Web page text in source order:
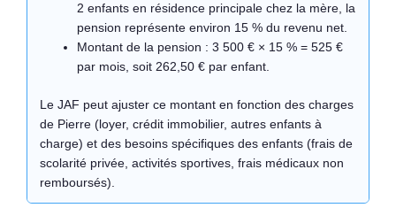
2 enfants en résidence principale chez la mère, la
pension représente environ 15 % du revenu net.
Montant de la pension : 3 500 € × 15 % = 525 €
par mois, soit 262,50 € par enfant.
Le JAF peut ajuster ce montant en fonction des charges
de Pierre (loyer, crédit immobilier, autres enfants à
charge) et des besoins spécifiques des enfants (frais de
scolarité privée, activités sportives, frais médicaux non
remboursés).